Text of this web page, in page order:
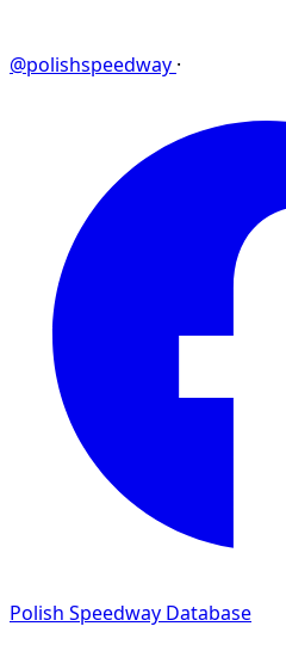
@polishspeedway ·
Polish Speedway Database